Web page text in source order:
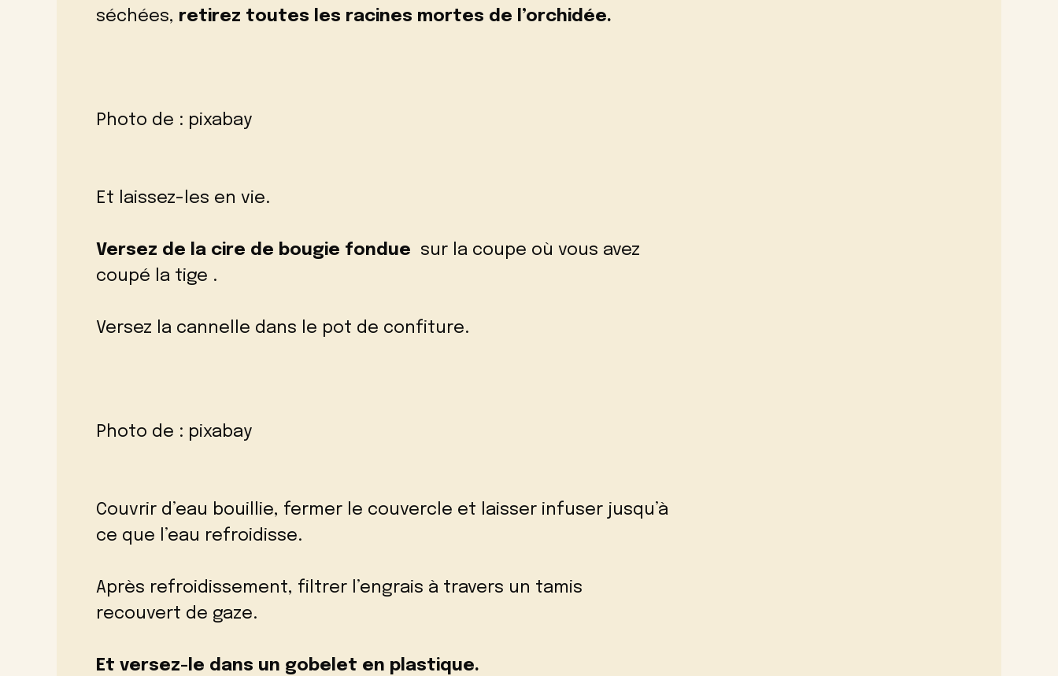
séchées, retirez toutes les racines mortes de l’orchidée.
Photo de : pixabay
Et laissez-les en vie.
Versez de la cire de bougie fondue
sur la coupe où vous avez
coupé la tige .
Versez la cannelle dans le pot de confiture.
Photo de : pixabay
Couvrir d’eau bouillie, fermer le couvercle et laisser infuser jusqu’à
ce que l’eau refroidisse.
Après refroidissement, filtrer l’engrais à travers un tamis
recouvert de gaze.
Et versez-le dans un gobelet en plastique.